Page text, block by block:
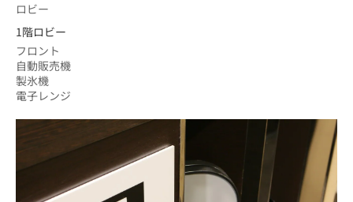
ロビー
1階ロビー
フロント
自動販売機
製氷機
電子レンジ